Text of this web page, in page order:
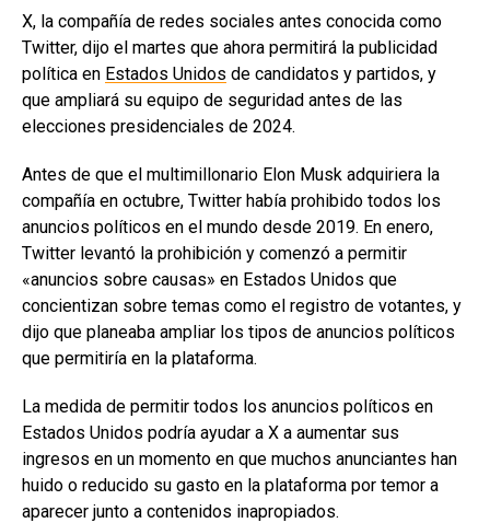
X, la compañía de redes sociales antes conocida como
Twitter, dijo el martes que ahora permitirá la publicidad
política en Estados Unidos de candidatos y partidos, y
que ampliará su equipo de seguridad antes de las
elecciones presidenciales de 2024.
Antes de que el multimillonario Elon Musk adquiriera la
compañía en octubre, Twitter había prohibido todos los
anuncios políticos en el mundo desde 2019. En enero,
Twitter levantó la prohibición y comenzó a permitir
«anuncios sobre causas» en Estados Unidos que
concientizan sobre temas como el registro de votantes, y
dijo que planeaba ampliar los tipos de anuncios políticos
que permitiría en la plataforma.
La medida de permitir todos los anuncios políticos en
Estados Unidos podría ayudar a X a aumentar sus
ingresos en un momento en que muchos anunciantes han
huido o reducido su gasto en la plataforma por temor a
aparecer junto a contenidos inapropiados.